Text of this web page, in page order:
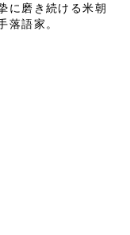
に磨き続ける米朝
落語家。